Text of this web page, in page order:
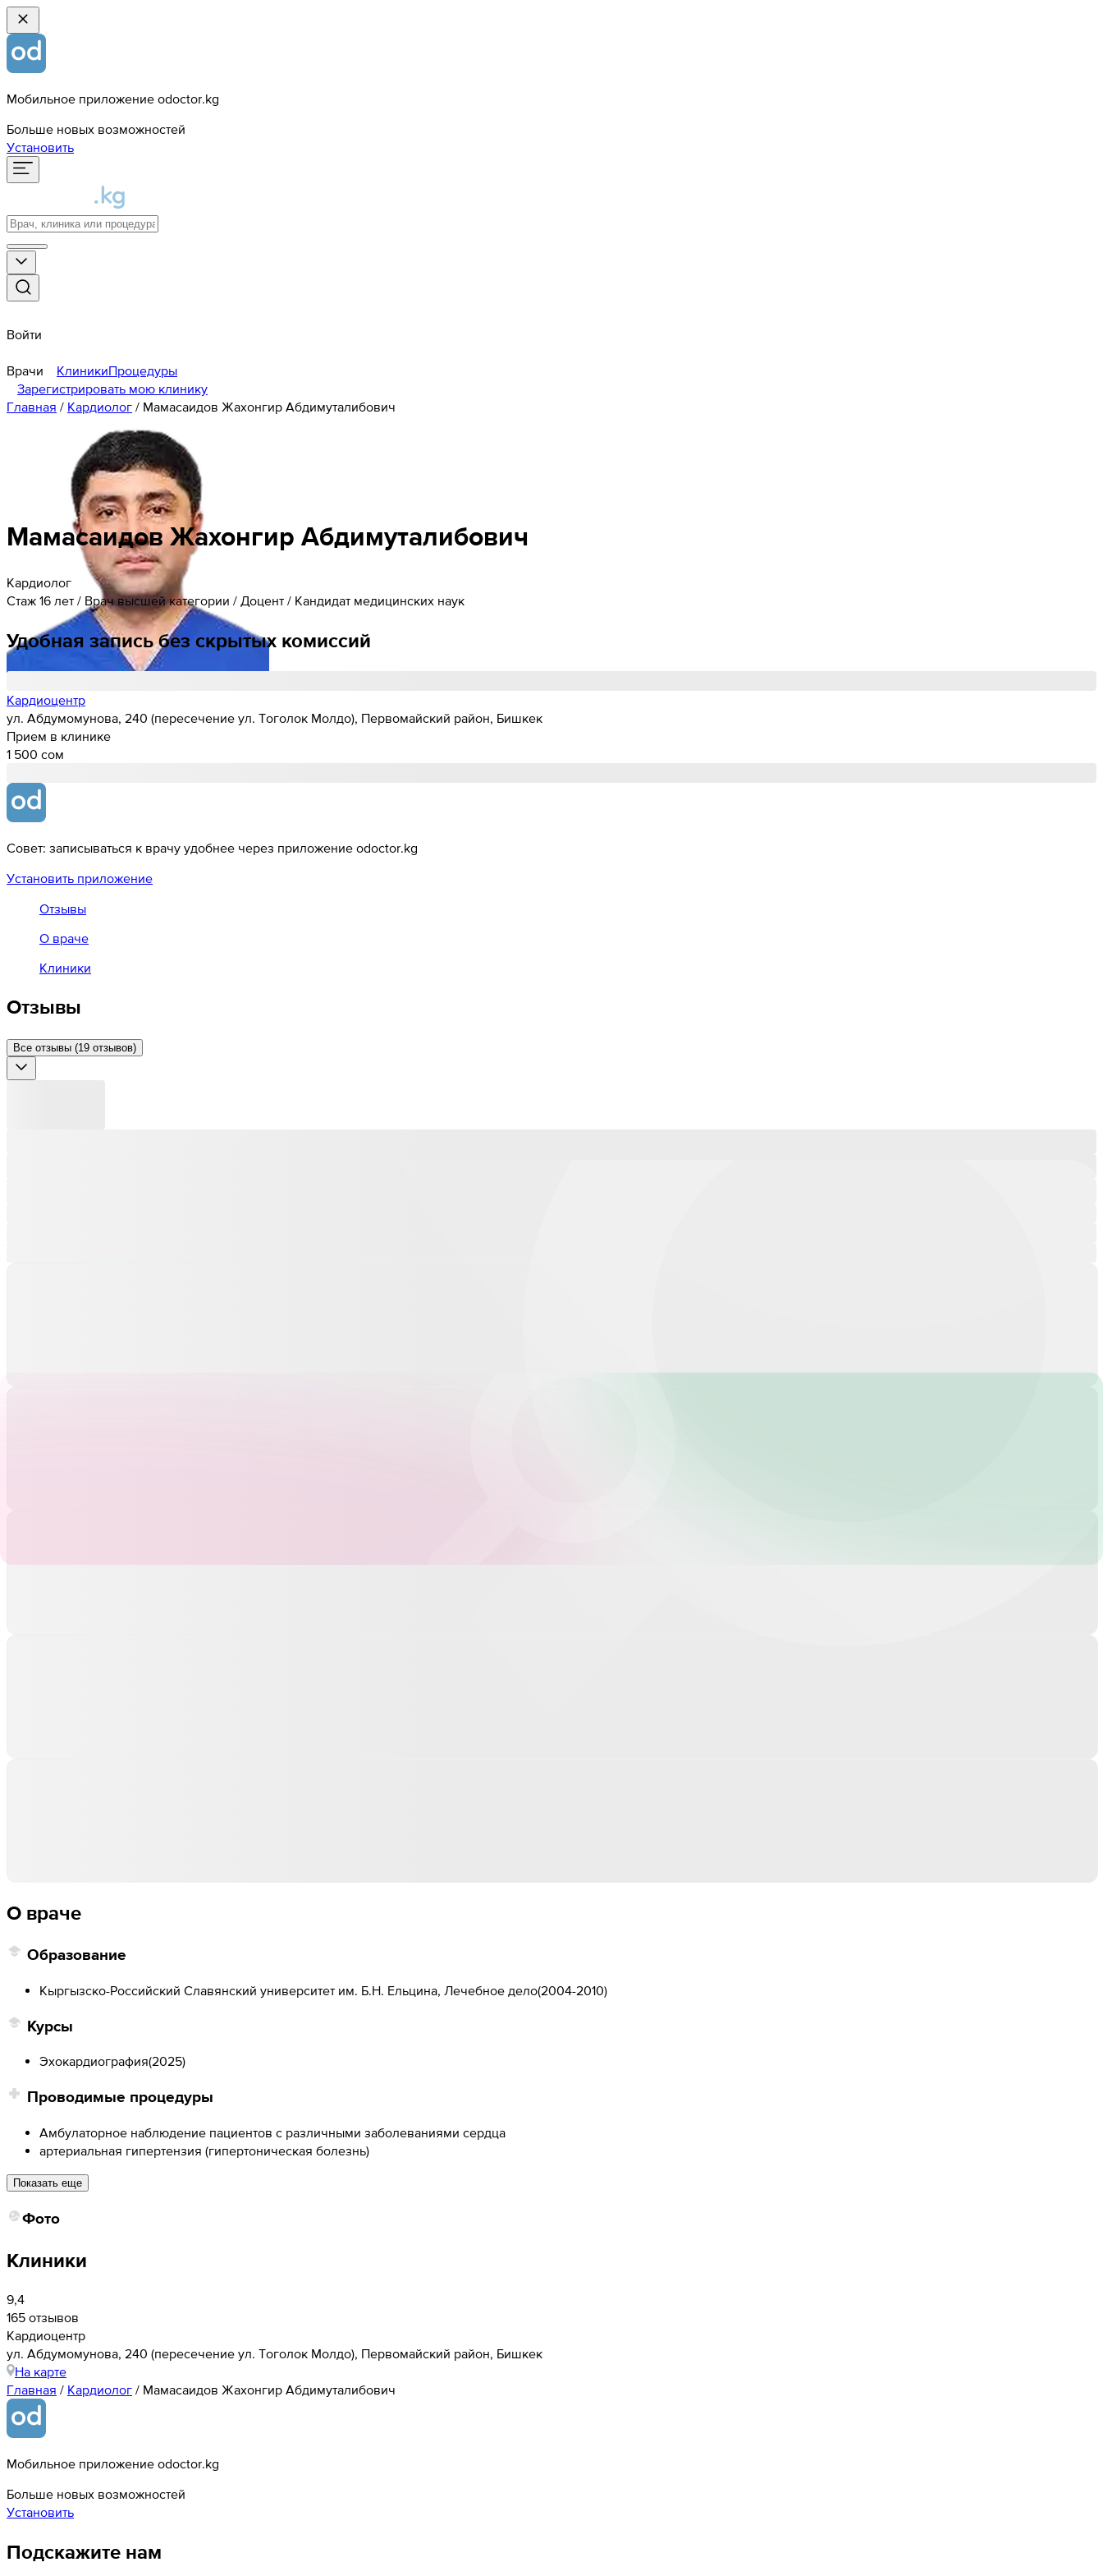
Мобильное приложение odoctor.kg
Больше новых возможностей
Установить
Войти
Врачи КлиникиПроцедуры
Зарегистрировать мою клинику
Главная / Кардиолог / Мамасаидов Жахонгир Абдимуталибович
МамасаидовЖахонгирАбдимуталибович
Кардиолог
Стаж 16 лет / Врач высшей категории / Доцент / Кандидат медицинских наук
Удобная запись без скрытых комиссий
Кардиоцентр
ул. Абдумомунова, 240 (пересечение ул. Тоголок Молдо), Первомайский район, Бишкек
Прием в клинике
1 500 cом
Совет: записываться к врачу удобнее через приложение odoctor.kg
Установить приложение
Отзывы
О враче
Клиники
Отзывы
Все отзывы (19 отзывов)
О враче
Образование
Кыргызско-Российский Славянский университет им. Б.Н. Ельцина, Лечебное дело(2004-2010)
Курсы
Эхокардиография(2025)
Проводимые процедуры
Амбулаторное наблюдение пациентов с различными заболеваниями сердца
артериальная гипертензия (гипертоническая болезнь)
Показать еще
Фото
Клиники
9,4
165 отзывов
Кардиоцентр
ул. Абдумомунова, 240 (пересечение ул. Тоголок Молдо), Первомайский район, Бишкек
На карте
Главная / Кардиолог / Мамасаидов Жахонгир Абдимуталибович
Мобильное приложение odoctor.kg
Больше новых возможностей
Установить
Подскажите нам